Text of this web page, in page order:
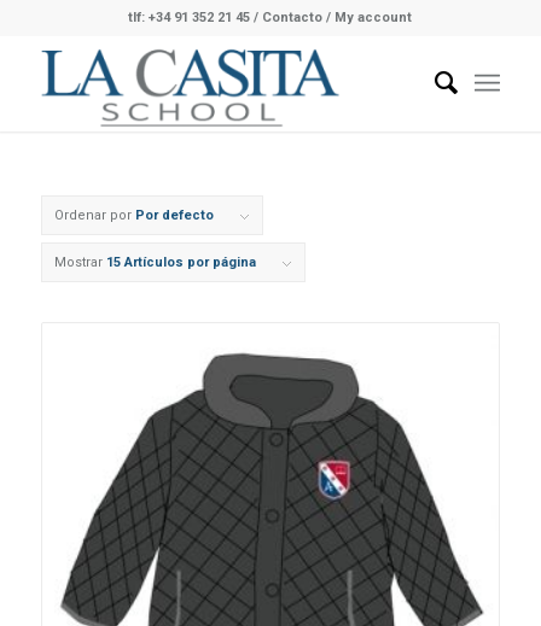
tlf: +34 91 352 21 45 / Contacto/ My account
Ordenar por Por defecto
Mostrar 15 Artículos por página